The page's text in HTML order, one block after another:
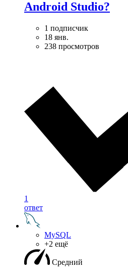
Android Studio?
1 подписчик
18 янв.
238 просмотров
1
ответ
MySQL
+2 ещё
Средний